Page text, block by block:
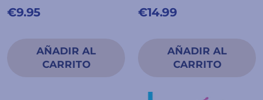
€9.95
€14.99